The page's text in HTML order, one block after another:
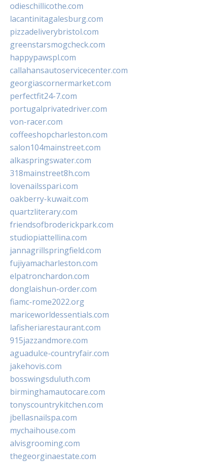
odieschillicothe.com
lacantinitagalesburg.com
pizzadeliverybristol.com
greenstarsmogcheck.com
happypawspl.com
callahansautoservicecenter.com
georgiascornermarket.com
perfectfit24-7.com
portugalprivatedriver.com
von-racer.com
coffeeshopcharleston.com
salon104mainstreet.com
alkaspringswater.com
318mainstreet8h.com
lovenailsspari.com
oakberry-kuwait.com
quartzliterary.com
friendsofbroderickpark.com
studiopiattellina.com
jannagrillspringfield.com
fujiyamacharleston.com
elpatronchardon.com
donglaishun-order.com
fiamc-rome2022.org
mariceworldessentials.com
lafisheriarestaurant.com
915jazzandmore.com
aguadulce-countryfair.com
jakehovis.com
bosswingsduluth.com
birminghamautocare.com
tonyscountrykitchen.com
jbellasnailspa.com
mychaihouse.com
alvisgrooming.com
thegeorginaestate.com